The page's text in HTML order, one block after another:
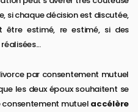
si chaque décision est discutée,
être estimé, re estimé, si des
par consentement mutuel
les deux époux souhaitent se
consentement mutuel accélère